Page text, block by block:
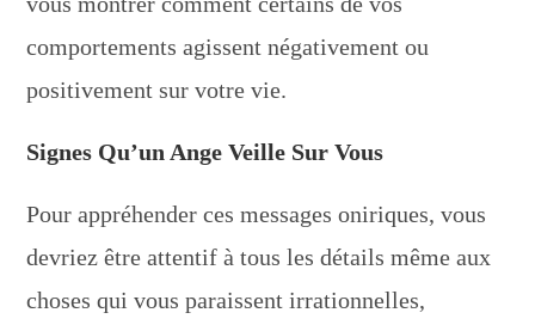
comportements agissent négativement ou
positivement sur votre vie.
Signes Qu’un Ange Veille Sur Vous
Pour appréhender ces messages oniriques, vous
devriez être attentif à tous les détails même aux
choses qui vous paraissent irrationnelles,